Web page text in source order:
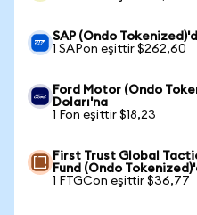
SAP (Ondo
1 SAPon eşittir $262,60
Ford Motor (Ondo
Doları'na
1 Fon eşittir $18,23
First Trust Global
Fund (Ondo
1 FTGCon eşittir $36,77